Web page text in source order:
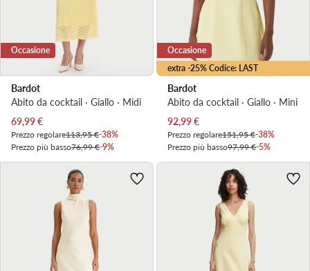
Occasione
Bardot
Abito da cocktail · Giallo · Midi
Prezzo attuale
69,99€
Prezzo regolare113,95 €-38%
Prezzo più basso76,99 €-9%
extra -25% Codice: LAST
Occasione
Bardot
Abito da cocktail · Giallo · Mini
Prezzo attuale
92,99€
Prezzo regolare151,95 €-38%
Prezzo più basso97,99 €-5%